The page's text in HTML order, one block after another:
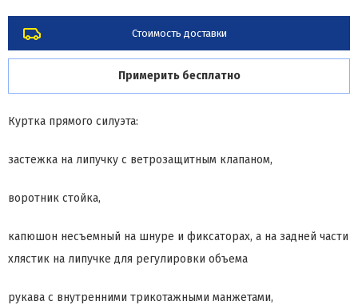
Стоимость доставки
Примерить бесплатно
Куртка прямого силуэта:
застежка на липучку с ветрозащитным клапаном,
воротник стойка,
капюшон несъемный на шнуре и фиксаторах, а на задней части
хлястик на липучке для регулировки объема
рукава с внутренними трикотажными манжетами,